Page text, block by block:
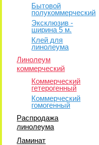
Бытовой
полукоммерческий
Эксклюзив -
ширина 5 м.
Клей для
линолеума
Линолеум
коммерческий
Коммерческий
гетерогенный
Коммерческий
гомогенный
Распродажа
линолеума
Ламинат